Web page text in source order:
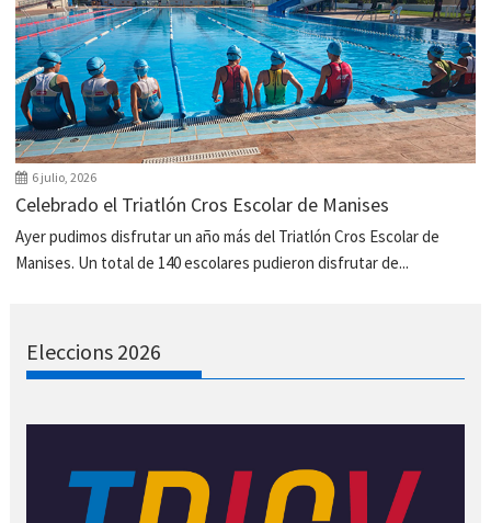
6 julio, 2026
Celebrado el Triatlón Cros Escolar de Manises
Ayer pudimos disfrutar un año más del Triatlón Cros Escolar de
Manises. Un total de 140 escolares pudieron disfrutar de...
Eleccions 2026